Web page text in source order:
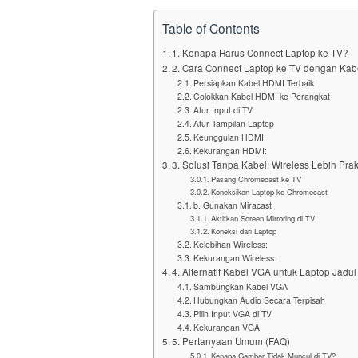
Table of Contents
1. Kenapa Harus Connect Laptop ke TV?
2. Cara Connect Laptop ke TV dengan
Persiapkan Kabel HDMI Terbaik
Colokkan Kabel HDMI ke Perangkat
Atur Input di TV
Atur Tampilan Laptop
Keunggulan HDMI:
Kekurangan HDMI:
3. Solusi Tanpa Kabel: Wireless Lebih
Pasang Chromecast ke TV
Koneksikan Laptop ke Chromecast
b. Gunakan Miracast
Aktifkan Screen Mirroring di TV
Koneksi dari Laptop
Kelebihan Wireless:
Kekurangan Wireless:
4. Alternatif Kabel VGA untuk Laptop Jadul
Sambungkan Kabel VGA
Hubungkan Audio Secara Terpisah
Pilih Input VGA di TV
Kekurangan VGA:
5. Pertanyaan Umum (FAQ)
Kenapa Gambar Tidak Muncul di TV?